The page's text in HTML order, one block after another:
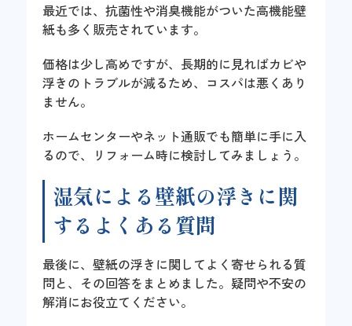
最近では、抗菌性や消臭機能がついた高機能壁
紙も多く販売されています。
価格は少し高めですが、長期的に見ればカビや
浮きのトラブルが減るため、コスパは悪くあり
ません。
ホームセンターやネット通販でも簡単に手に入
るので、リフォーム時に検討してみましょう。
湿気による壁紙の浮きに関
するよくある質問
最後に、壁紙の浮きに関してよく寄せられる質
問と、その回答をまとめました。疑問や不安の
解消にお役立てください。